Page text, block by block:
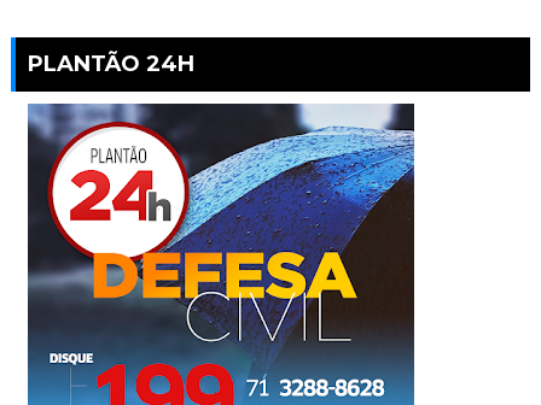
PLANTÃO 24H